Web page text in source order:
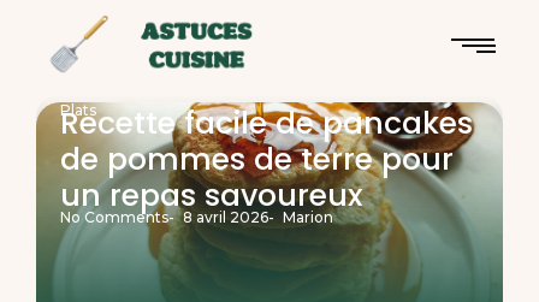
Plats
Recette facile de pancakes
de pommes de terre pour
un repas savoureux
No Comments- 8 avril 2026- Marion